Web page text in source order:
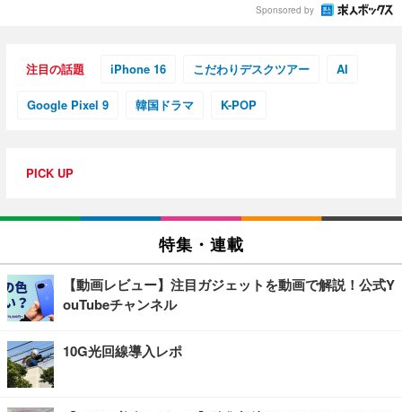
Sponsored by
注目の話題 iPhone 16 こだわりデスクツアー AI
Google Pixel 9 韓国ドラマ K-POP
PICK UP
特集・連載
【動画レビュー】注目ガジェットを動画で解説！公式Y
ouTubeチャンネル
10G光回線導入レポ